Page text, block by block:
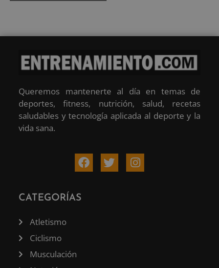
Queremos mantenerte al día en temas de
deportes, fitness, nutrición, salud, recetas
saludables y tecnología aplicada al deporte y la
vida sana.
CATEGORÍAS
Atletismo
Ciclismo
Musculación